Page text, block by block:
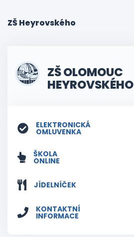
ZŠ Heyrovského
ZŠ OLOMOUC
HEYROVSKÉHO
ELEKTRONICKÁ
OMLUVENKA
ŠKOLA
ONLINE
JÍDELNÍČEK
KONTAKTNÍ
INFORMACE